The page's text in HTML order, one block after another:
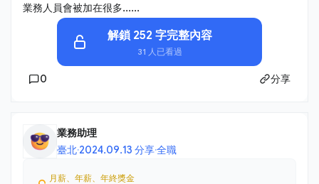
業務人員會被加在很多......
解鎖 252 字完整內容
31 人已看過
0 分享
業務助理
臺北·2024.09.13 分享·全職
月薪、年薪、年終獎金